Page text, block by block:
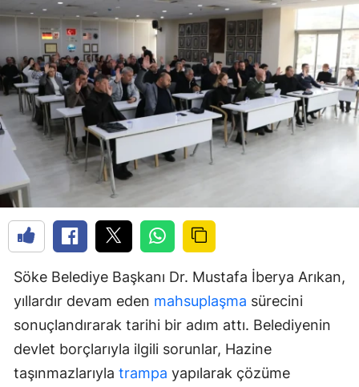
Söke Belediye Başkanı Dr. Mustafa İberya Arıkan,
yıllardır devam eden mahsuplaşma sürecini
sonuçlandırarak tarihi bir adım attı. Belediyenin
devlet borçlarıyla ilgili sorunlar, Hazine
taşınmazlarıyla trampa yapılarak çözüme